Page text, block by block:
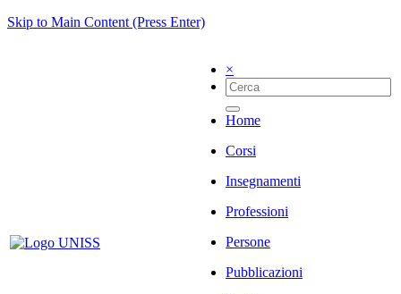
Skip to Main Content (Press Enter)
×
Home
Corsi
Insegnamenti
Professioni
Persone
Pubblicazioni